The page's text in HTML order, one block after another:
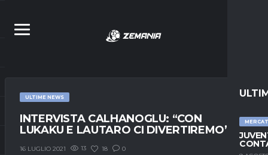
ULTIME NEWS
INTERVISTA CALHANOGLU: “CON
LUKAKU E LAUTARO CI DIVERTIREMO”
16 LUGLIO 2021 13 18 0